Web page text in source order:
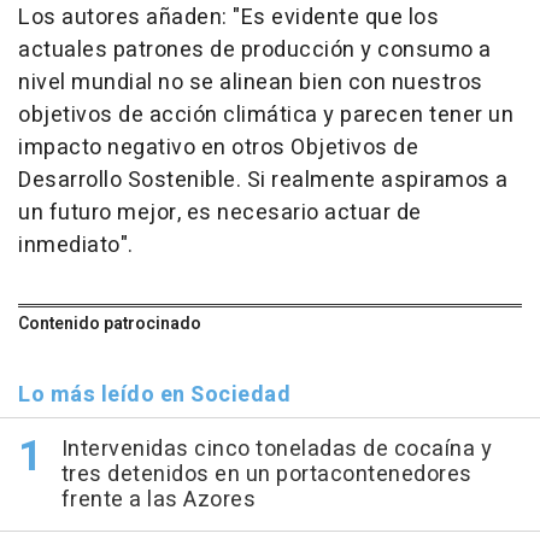
Los autores añaden: "Es evidente que los
actuales patrones de producción y consumo a
nivel mundial no se alinean bien con nuestros
objetivos de acción climática y parecen tener un
impacto negativo en otros Objetivos de
Desarrollo Sostenible. Si realmente aspiramos a
un futuro mejor, es necesario actuar de
inmediato".
Contenido patrocinado
Lo más leído en Sociedad
Intervenidas cinco toneladas de cocaína y
tres detenidos en un portacontenedores
frente a las Azores